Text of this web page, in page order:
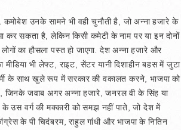
कमोबेश उनके सामने भी वही चुनौती है, जो अन्ना हजारे के
कर सकता है, लेकिन किसी कमेटी के नाम पर या इन दोनों
का हौसला पस्त हो जाएगा. देश अन्ना हजारे और
भी लेफ्ट, राइट, सेंटर यानी दिशाहीन बहस में जुटा
के साथ खुले रूप में सरकार की वकालत करने, भाजपा को
जवाब अगर अन्ना हजारे, जनरल वी के सिंह या
उस वर्ग की मक्कारी को समझ नहीं पाते, जो देश में
के पी चिदंबरम, राहुल गांधी और भाजपा के नितिन